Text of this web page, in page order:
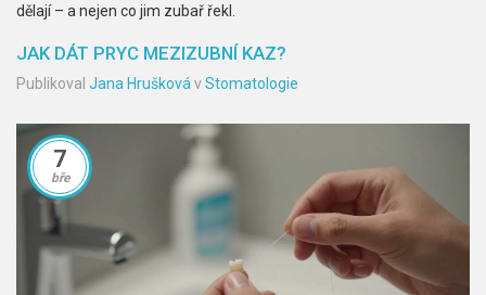
dělají – a nejen co jim zubař řekl.
JAK DÁT PRYC MEZIZUBNÍ KAZ?
Publikoval Jana Hrušková vStomatologie
7
bře